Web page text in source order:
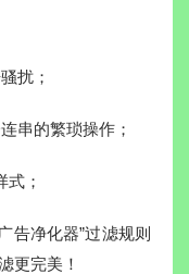
扰；
串的繁琐操作；
；
告净化器”过滤规则
更完美！